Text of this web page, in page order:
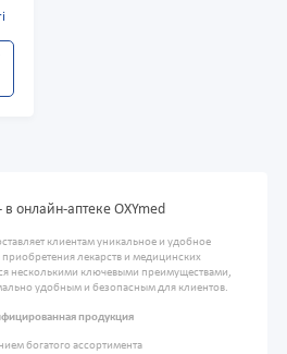
онлайн-аптеке OXYmed
клиентам уникальное и удобное
лекарств и медицинских
несколькими ключевыми преимуществами,
удобным и безопасным для клиентов.
продукция
богатого ассортимента